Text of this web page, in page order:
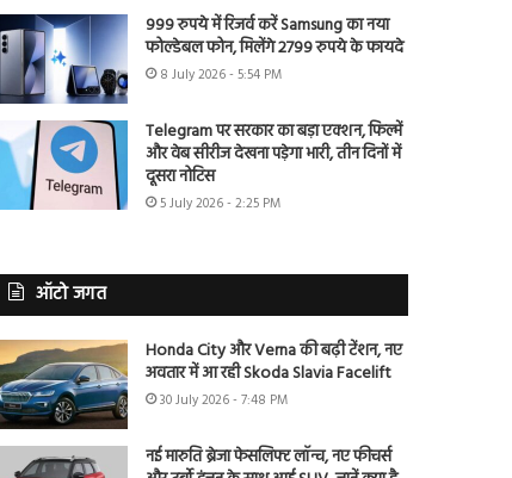
999 रुपये में रिजर्व करें Samsung का नया
फोल्डेबल फोन, मिलेंगे 2799 रुपये के फायदे
8 July 2026 - 5:54 PM
Telegram पर सरकार का बड़ा एक्शन, फिल्में
और वेब सीरीज देखना पड़ेगा भारी, तीन दिनों में
दूसरा नोटिस
5 July 2026 - 2:25 PM
ऑटो जगत
Honda City और Verna की बढ़ी टेंशन, नए
अवतार में आ रही Skoda Slavia Facelift
30 July 2026 - 7:48 PM
नई मारुति ब्रेजा फेसलिफ्ट लॉन्च, नए फीचर्स